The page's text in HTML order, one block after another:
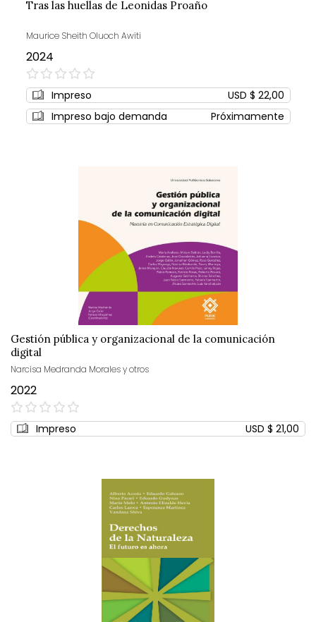
Tras las huellas de Leonidas Proaño
Maurice Sheith Oluoch Awiti
2024
0%
Impreso
USD $ 22,00
Impreso bajo demanda
Próximamente
Gestión pública y organizacional de la comunicación
digital
Narcisa Medranda Morales y otros
2022
0%
Impreso USD $ 21,00